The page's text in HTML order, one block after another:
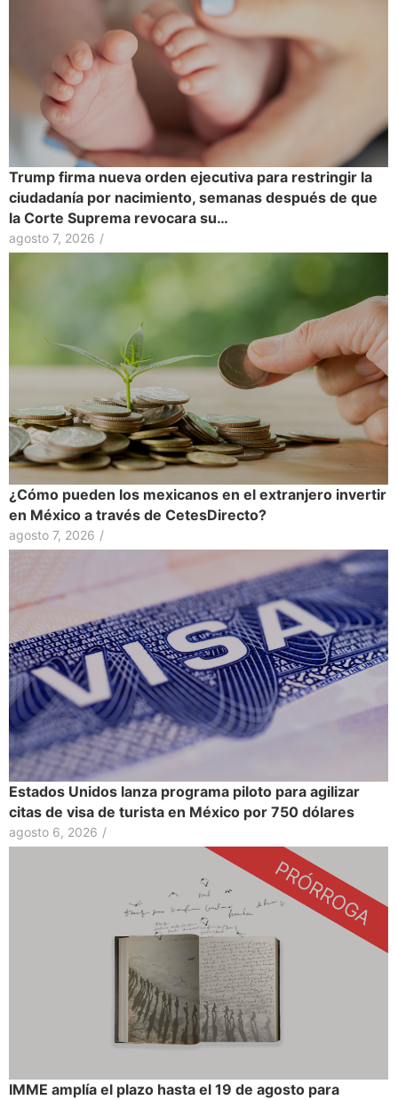
Trump firma nueva orden ejecutiva para restringir la
ciudadanía por nacimiento, semanas después de que
la Corte Suprema revocara su…
agosto 7, 2026 /
¿Cómo pueden los mexicanos en el extranjero invertir
en México a través de CetesDirecto?
agosto 7, 2026 /
Estados Unidos lanza programa piloto para agilizar
citas de visa de turista en México por 750 dólares
agosto 6, 2026 /
IMME amplía el plazo hasta el 19 de agosto para